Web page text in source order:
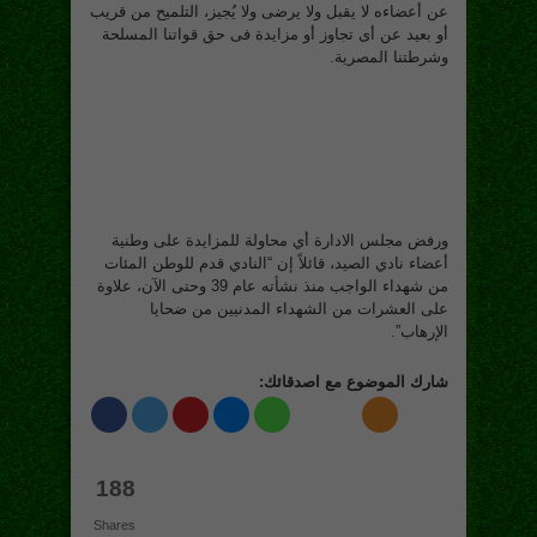
عن أعضاءه لا يقبل ولا يرضى ولا يُجيز، التلميح من قريب
أو بعيد عن أى تجاوز أو مزايدة فى حق قواتنا المسلحة
وشرطتنا المصرية.
ورفض مجلس الادارة أي محاولة للمزايدة على وطنية
أعضاء نادي الصيد، قائلاً إن “النادي قدم للوطن المئات
من شهداء الواجب منذ نشأته عام 39 وحتى الآن، علاوة
على العشرات من الشهداء المدنيين من ضحايا
الإرهاب”.
شارك الموضوع مع اصدقائك:
188
Shares